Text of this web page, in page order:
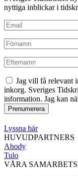
nyttiga inblickar i
Jag vill få relevant
inkorg. Sveriges
information. Jag kan
Lyssna här
HUVUDPARTNERS
Ahody
Tulo
VÅRA